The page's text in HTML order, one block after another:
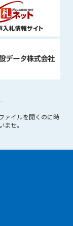
ァイルを開くのに時
せ。
他の第三者が
わないものと
スその他本サー
個人情報（以下
している場合
た形式で第三